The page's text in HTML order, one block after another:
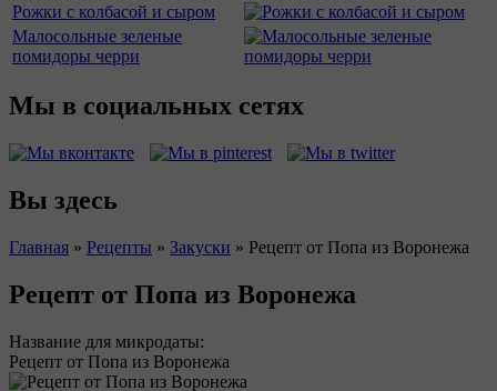
Рожки с колбасой и сыром
Малосольные зеленые
помидоры черри
Мы в социальных сетях
Вы здесь
Главная » Рецепты » Закуски » Рецепт от Попа из Воронежа
Рецепт от Попа из Воронежа
Название для микродаты:
Рецепт от Попа из Воронежа